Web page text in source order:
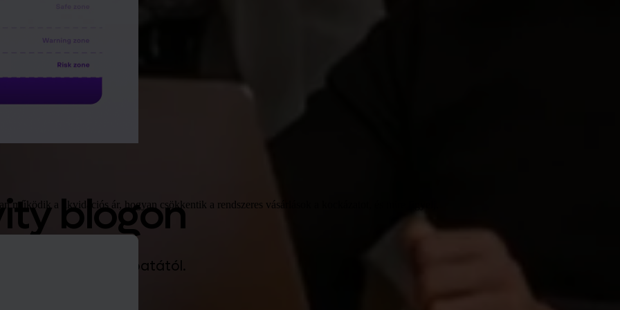
blogon
az Invity csapatától.
a likvidációs ár, hogyan csökkentik a rendszeres vásárlások a kockázatot, és mire figyelj.